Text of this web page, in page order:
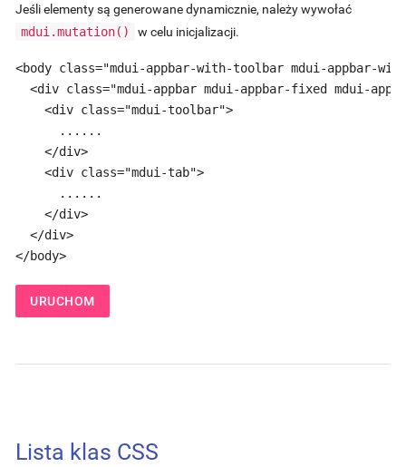
Jeśli elementy są generowane dynamicznie, należy wywołać
mdui.mutation()
w celu inicjalizacji.
<body class="mdui-appbar-with-toolbar mdui-appbar-
<div class="mdui-appbar mdui-appbar-fixed mdui-
    <div class="mdui-toolbar">
      ......
    </div>
    <div class="mdui-tab">
      ......
    </div>
  </div>
</body>
URUCHOM
Lista klas CSS